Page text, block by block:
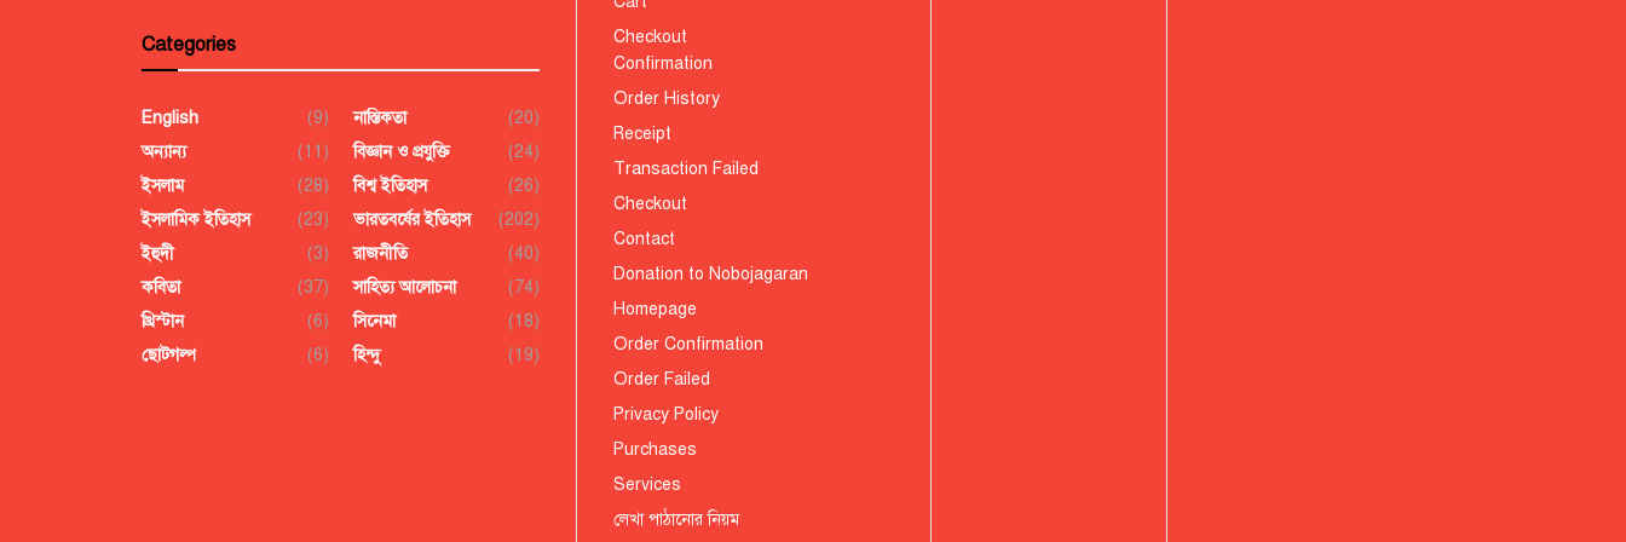
Categories
English
(9)
অন্যান্য
(11)
ইসলাম
(28)
ইসলামিক ইতিহাস
(23)
ইহুদী
(3)
কবিতা
(37)
খ্রিস্টান
(6)
ছোটগল্প
(6)
নাস্তিকতা
(20)
বিজ্ঞান ও প্রযুক্তি
(24)
বিশ্ব ইতিহাস
(26)
ভারতবর্ষের ইতিহাস
(202)
রাজনীতি
(40)
সাহিত্য আলোচনা
(74)
সিনেমা
(18)
হিন্দু
(19)
Checkout
Confirmation
Order History
Receipt
Transaction Failed
Checkout
Contact
Donation to Nobojagaran
Homepage
Order Confirmation
Order Failed
Privacy Policy
Purchases
Services
লেখা পাঠানোর নিয়ম